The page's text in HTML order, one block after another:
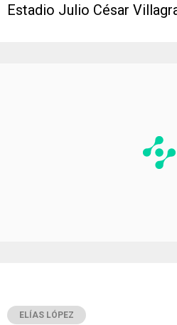
Estadio Julio César
ELÍAS LÓPEZ